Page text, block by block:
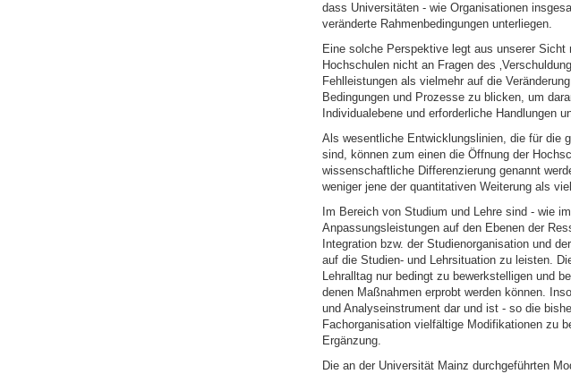
dass Universitäten - wie Organisationen
veränderte Rahmenbedingungen unterliegen.
Eine solche Perspektive legt aus unserer
Hochschulen nicht an Fragen des
Fehlleistungen als vielmehr auf die
Bedingungen und Prozesse zu blicken, um
Individualebene und erforderliche Handlungen
Als wesentliche Entwicklungslinien, die für die
sind, können zum einen die Öffnung der
wissenschaftliche Differenzierung genannt
weniger jene der quantitativen Weiterung als
Im Bereich von Studium und Lehre sind - wie
Anpassungsleistungen auf den Ebenen der
Integration bzw. der Studienorganisation und
auf die Studien- und Lehrsituation zu leisten.
Lehralltag nur bedingt zu bewerkstelligen und
denen Maßnahmen erprobt werden können.
und Analyseinstrument dar und ist - so die
Fachorganisation vielfältige Modifikationen zu
Ergänzung.
Die an der Universität Mainz durchgeführten